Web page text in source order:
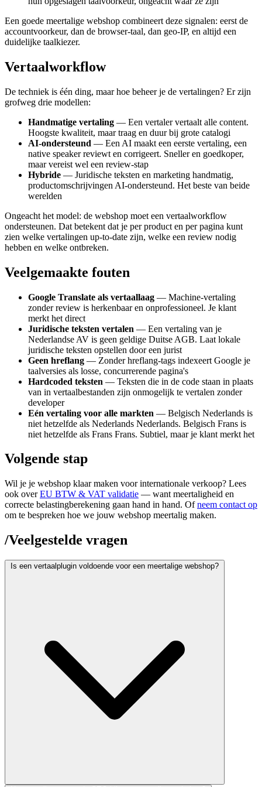
Een goede meertalige webshop combineert deze signalen: eerst de
accountvoorkeur, dan de browser-taal, dan geo-IP, en altijd een
duidelijke taalkiezer.
Vertaalworkflow
De techniek is één ding, maar hoe beheer je de vertalingen? Er zijn
grofweg drie modellen:
Handmatige vertaling — Een vertaler vertaalt alle content.
Hoogste kwaliteit, maar traag en duur bij grote catalogi
AI-ondersteund — Een AI maakt een eerste vertaling, een
native speaker reviewt en corrigeert. Sneller en goedkoper,
maar vereist wel een review-stap
Hybride — Juridische teksten en marketing handmatig,
productomschrijvingen AI-ondersteund. Het beste van beide
werelden
Ongeacht het model: de webshop moet een vertaalworkflow
ondersteunen. Dat betekent dat je per product en per pagina kunt
zien welke vertalingen up-to-date zijn, welke een review nodig
hebben en welke ontbreken.
Veelgemaakte fouten
Google Translate als vertaallaag — Machine-vertaling
zonder review is herkenbaar en onprofessioneel. Je klant
merkt het direct
Juridische teksten vertalen — Een vertaling van je
Nederlandse AV is geen geldige Duitse AGB. Laat lokale
juridische teksten opstellen door een jurist
Geen hreflang — Zonder hreflang-tags indexeert Google je
taalversies als losse, concurrerende pagina's
Hardcoded teksten — Teksten die in de code staan in plaats
van in vertaalbestanden zijn onmogelijk te vertalen zonder
developer
Eén vertaling voor alle markten — Belgisch Nederlands is
niet hetzelfde als Nederlands Nederlands. Belgisch Frans is
niet hetzelfde als Frans Frans. Subtiel, maar je klant merkt het
Volgende stap
Wil je je webshop klaar maken voor internationale verkoop? Lees
ook overEU BTW & VAT validatie — want meertaligheid en
correcte belastingberekening gaan hand in hand. Ofneem contact op
om te bespreken hoe we jouw webshop meertalig maken.
/Veelgestelde vragen
Is een vertaalplugin voldoende voor een meertalige webshop?